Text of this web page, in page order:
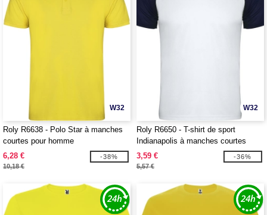
W32
Roly R6638 - Polo Star à manches
courtes pour homme
6,28 €
10,18 €
-38%
W32
Roly R6650 - T-shirt de sport
Indianapolis à manches courtes
unisexe
3,59 €
5,57 €
-36%